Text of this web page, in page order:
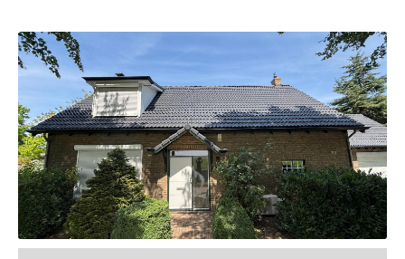
Bekijk project